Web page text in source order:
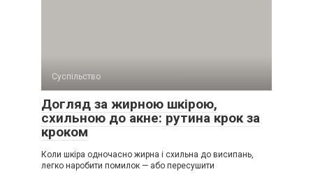
Суспільство
Догляд за жирною шкірою,
схильною до акне: рутина крок за
кроком
Коли шкіра одночасно жирна і схильна до висипань,
легко наробити помилок — або пересушити